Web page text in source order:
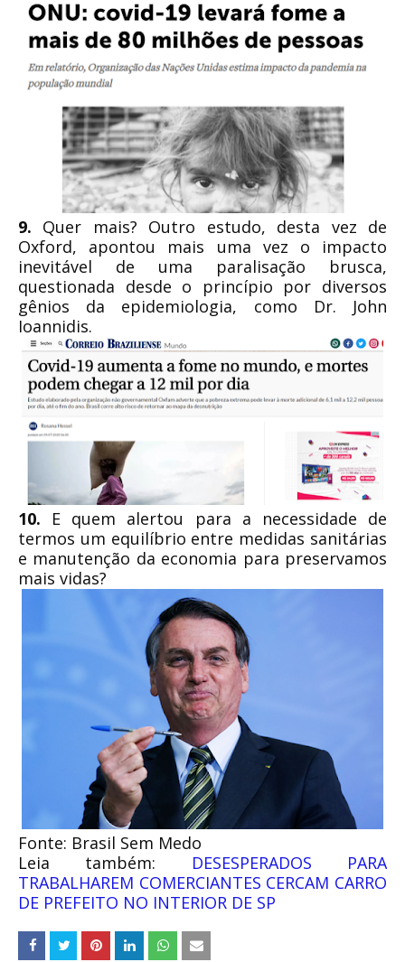
9. Quer mais? Outro estudo, desta vez de
Oxford, apontou mais uma vez o impacto
inevitável de uma paralisação brusca,
questionada desde o princípio por diversos
gênios da epidemiologia, como Dr. John
Ioannidis.
10. E quem alertou para a necessidade de
termos um equilíbrio entre medidas sanitárias
e manutenção da economia para preservamos
mais vidas?
Fonte: Brasil Sem Medo
Leia também: DESESPERADOS PARA
TRABALHAREM COMERCIANTES CERCAM CARRO
DE PREFEITO NO INTERIOR DE SP